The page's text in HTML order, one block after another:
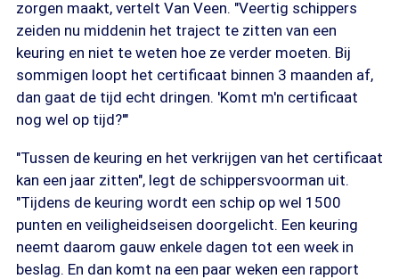
zorgen maakt, vertelt Van Veen. "Veertig schippers
zeiden nu middenin het traject te zitten van een
keuring en niet te weten hoe ze verder moeten. Bij
sommigen loopt het certificaat binnen 3 maanden af,
dan gaat de tijd echt dringen. 'Komt m'n certificaat
nog wel op tijd?'"
"Tussen de keuring en het verkrijgen van het certificaat
kan een jaar zitten", legt de schippersvoorman uit.
"Tijdens de keuring wordt een schip op wel 1500
punten en veiligheidseisen doorgelicht. Een keuring
neemt daarom gauw enkele dagen tot een week in
beslag. En dan komt na een paar weken een rapport